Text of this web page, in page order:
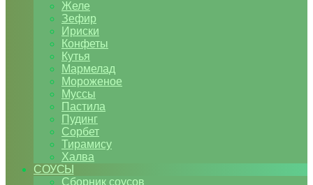
Желе
Зефир
Ириски
Конфеты
Кутья
Мармелад
Мороженое
Муссы
Пастила
Пудинг
Сорбет
Тирамису
Халва
СОУСЫ
Сборник соусов